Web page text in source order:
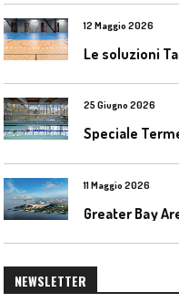
12 Maggio 2026
Le soluzioni
25 Giugno 2026
11 Maggio 2026
Greater Bay
NEWSLETTER